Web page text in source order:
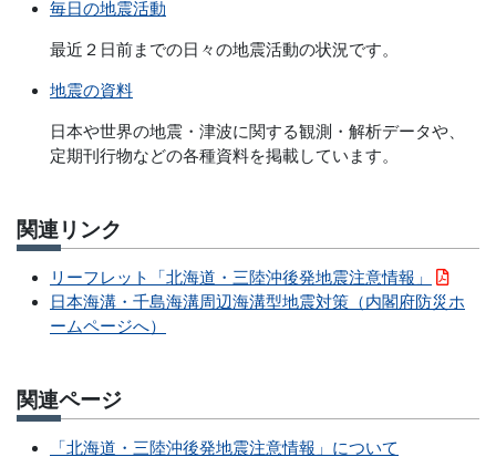
毎日の地震活動
最近２日前までの日々の地震活動の状況です。
地震の資料
日本や世界の地震・津波に関する観測・解析データや、
定期刊行物などの各種資料を掲載しています。
関連リンク
リーフレット「北海道・三陸沖後発地震注意情報」
日本海溝・千島海溝周辺海溝型地震対策（内閣府防災ホ
ームページへ）
関連ページ
「北海道・三陸沖後発地震注意情報」について